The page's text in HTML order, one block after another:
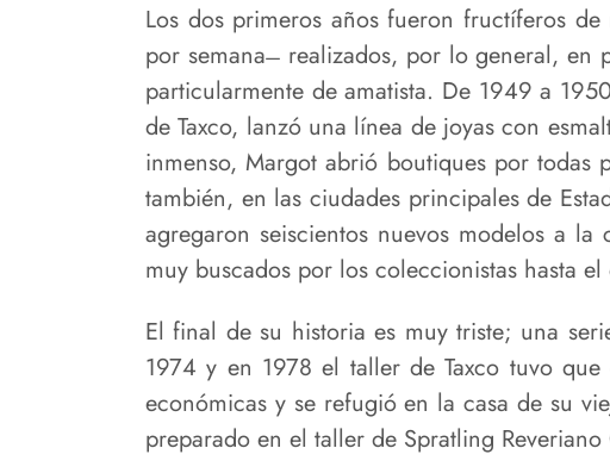
Los dos primeros años fueron fructíferos
por semana ̶ realizados, por lo general, en
particularmente de amatista. De 1949 a
de Taxco, lanzó una línea de joyas con
inmenso, Margot abrió boutiques por todas
también, en las ciudades principales de
agregaron seiscientos nuevos modelos a
muy buscados por los coleccionistas hasta
El final de su historia es muy triste; una
1974 y en 1978 el taller de Taxco tuvo
económicas y se refugió en la casa de su
preparado en el taller de Spratling